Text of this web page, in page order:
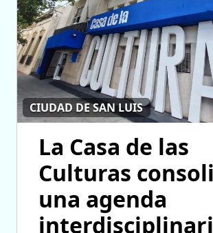
CIUDAD DE SAN LUIS
La Casa de las
Culturas
una agenda